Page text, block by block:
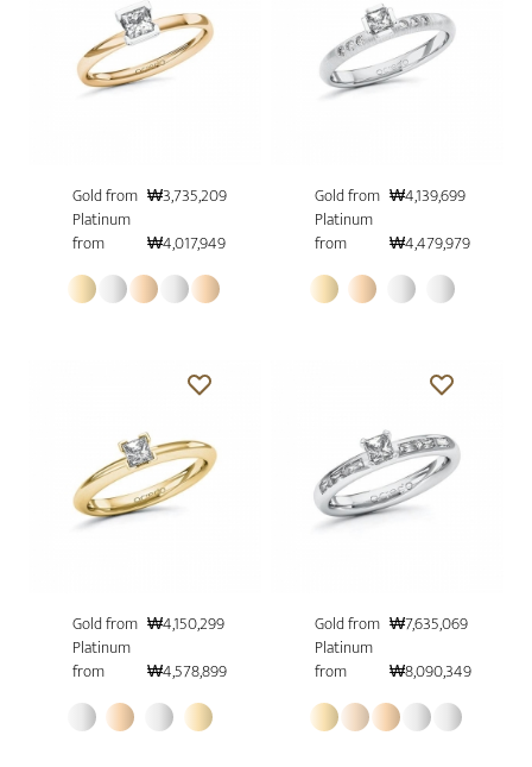
Gold from ₩3,735,209
Platinum
from
₩4,017,949
Gold from ₩4,139,699
Platinum
from
₩4,479,979
Gold from ₩4,150,299
Platinum
from
₩4,578,899
Gold from ₩7,635,069
Platinum
from
₩8,090,349